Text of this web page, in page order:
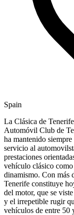
Spain
La Clásica de
Automóvil Club de
ha mantenido
servicio al
prestaciones
vehículo clásico
dinamismo. Con más
Tenerife constituye
del motor, que se
y el irrepetible rugir
vehículos de entre 50